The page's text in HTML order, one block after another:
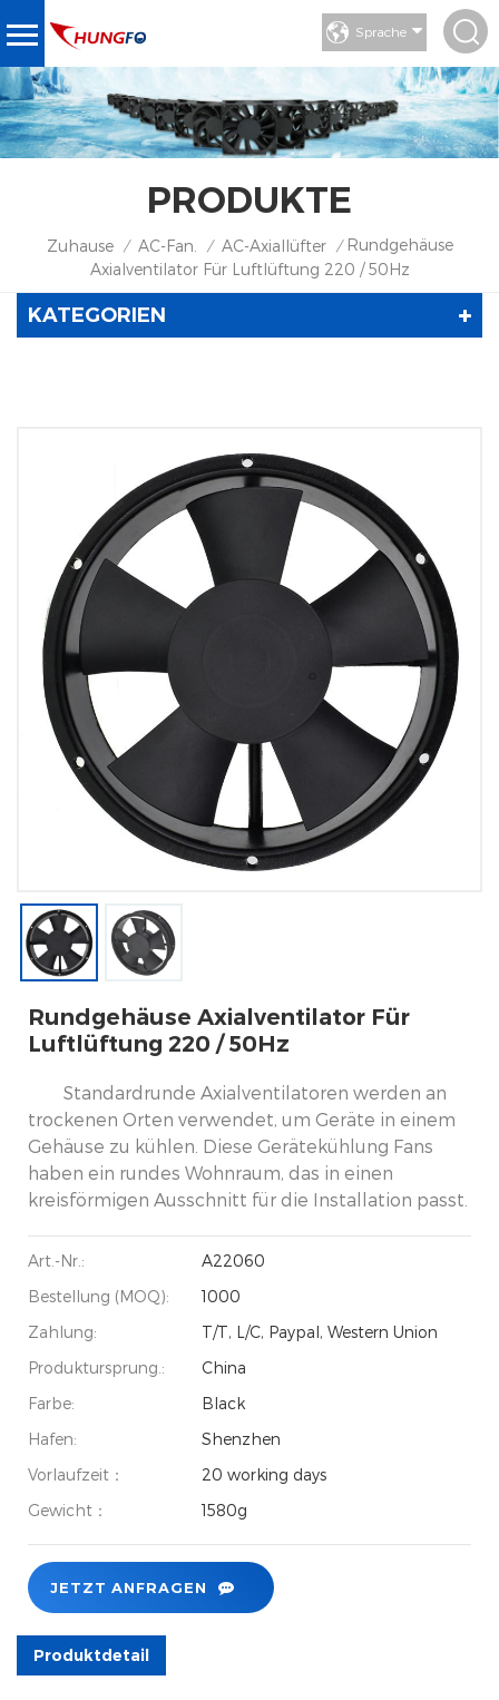
Sprache
PRODUKTE
Zuhause / AC-Fan. / AC-Axiallüfter / Rundgehäuse
Axialventilator Für Luftlüftung 220 / 50Hz
KATEGORIEN
Rundgehäuse Axialventilator Für
Luftlüftung 220 / 50Hz
Standardrunde Axialventilatoren werden an
trockenen Orten verwendet, um Geräte in einem
Gehäuse zu kühlen. Diese Gerätekühlung Fans
haben ein rundes Wohnraum, das in einen
kreisförmigen Ausschnitt für die Installation passt.
Art.-Nr.:
A22060
Bestellung (MOQ):
1000
Zahlung:
T/T, L/C, Paypal, Western Union
Produktursprung.:
China
Farbe:
Black
Hafen:
Shenzhen
Vorlaufzeit：
20 working days
Gewicht：
1580g
JETZT ANFRAGEN
Produktdetail